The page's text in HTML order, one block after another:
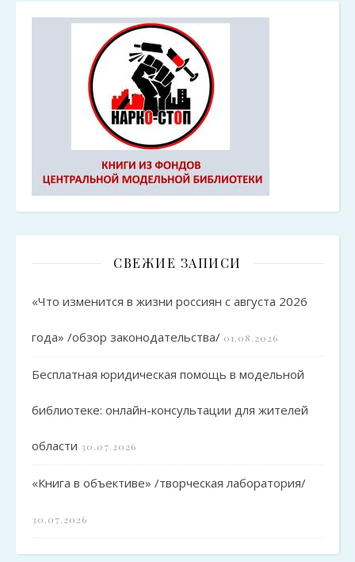
СВЕЖИЕ ЗАПИСИ
«Что изменится в жизни россиян с августа 2026
года» /обзор законодательства/ 01.08.2026
Бесплатная юридическая помощь в модельной
библиотеке: онлайн-консультации для жителей
области 30.07.2026
«Книга в объективе» /творческая лаборатория/
30.07.2026